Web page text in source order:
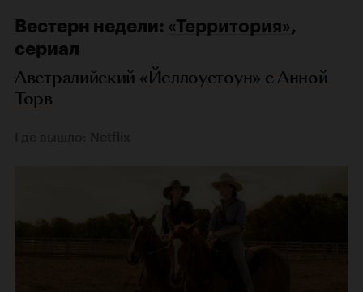
Вестерн недели: «Территория»,
сериал
Австралийский «Йеллоустоун» с Анной
Торв